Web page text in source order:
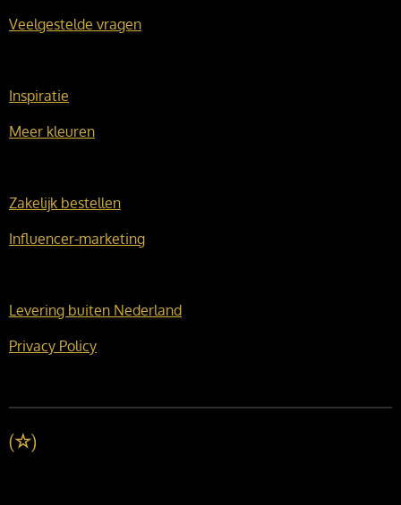
Veelgestelde vragen
Inspiratie
Meer kleuren
Zakelijk bestellen
Influencer-marketing
Levering buiten Nederland
Privacy Policy
(☆)